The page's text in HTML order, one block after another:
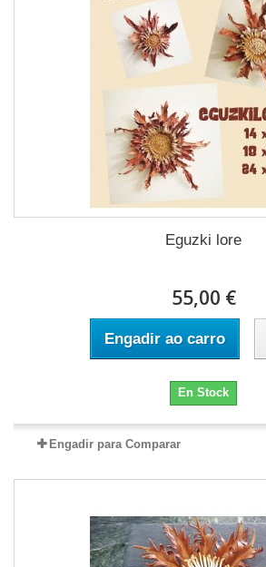
Eguzki lore
55,00 €
Engadir ao carro
En Stock
Engadir para Comparar